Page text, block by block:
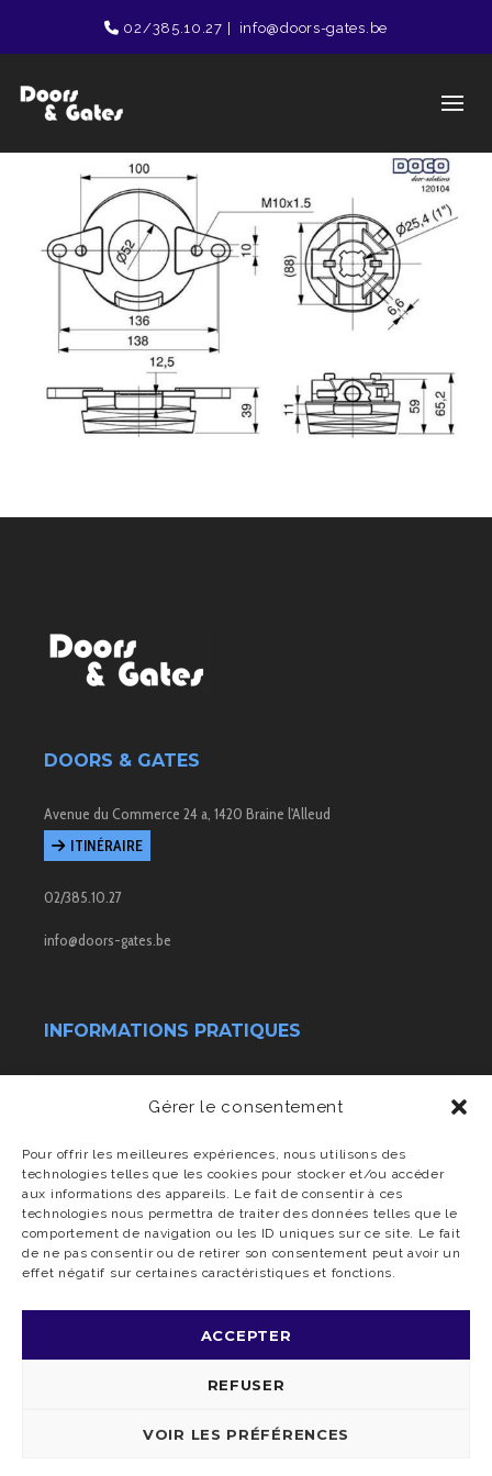
Gérer le consentement
Pour offrir les meilleures expériences, nous utilisons des
technologies telles que les cookies pour stocker et/ou accéder
aux informations des appareils. Le fait de consentir à ces
technologies nous permettra de traiter des données telles que le
comportement de navigation ou les ID uniques sur ce site. Le fait
de ne pas consentir ou de retirer son consentement peut avoir un
effet négatif sur certaines caractéristiques et fonctions.
ACCEPTER
REFUSER
VOIR LES PRÉFÉRENCES
02/385.10.27 info@doors-gates.be
DOORS & GATES
Avenue du Commerce 24 a, 1420 Braine l'Alleud
ITINÉRAIRE
02/385.10.27
info@doors-gates.be
INFORMATIONS PRATIQUES
Transport & livraison
Charte vie privée